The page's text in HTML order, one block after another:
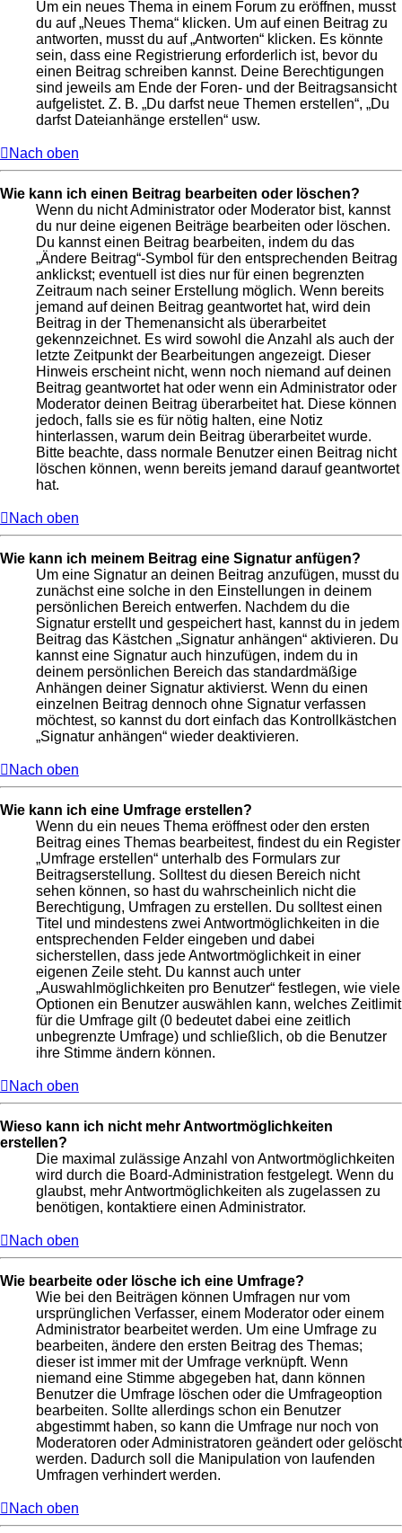
Um ein neues Thema in einem Forum zu eröffnen, musst
du auf „Neues Thema“ klicken. Um auf einen Beitrag zu
antworten, musst du auf „Antworten“ klicken. Es könnte
sein, dass eine Registrierung erforderlich ist, bevor du
einen Beitrag schreiben kannst. Deine Berechtigungen
sind jeweils am Ende der Foren- und der Beitragsansicht
aufgelistet. Z. B. „Du darfst neue Themen erstellen“, „Du
darfst Dateianhänge erstellen“ usw.
Nach oben
Wie kann ich einen Beitrag bearbeiten oder löschen?
Wenn du nicht Administrator oder Moderator bist, kannst
du nur deine eigenen Beiträge bearbeiten oder löschen.
Du kannst einen Beitrag bearbeiten, indem du das
„Ändere Beitrag“-Symbol für den entsprechenden Beitrag
anklickst; eventuell ist dies nur für einen begrenzten
Zeitraum nach seiner Erstellung möglich. Wenn bereits
jemand auf deinen Beitrag geantwortet hat, wird dein
Beitrag in der Themenansicht als überarbeitet
gekennzeichnet. Es wird sowohl die Anzahl als auch der
letzte Zeitpunkt der Bearbeitungen angezeigt. Dieser
Hinweis erscheint nicht, wenn noch niemand auf deinen
Beitrag geantwortet hat oder wenn ein Administrator oder
Moderator deinen Beitrag überarbeitet hat. Diese können
jedoch, falls sie es für nötig halten, eine Notiz
hinterlassen, warum dein Beitrag überarbeitet wurde.
Bitte beachte, dass normale Benutzer einen Beitrag nicht
löschen können, wenn bereits jemand darauf geantwortet
hat.
Nach oben
Wie kann ich meinem Beitrag eine Signatur anfügen?
Um eine Signatur an deinen Beitrag anzufügen, musst du
zunächst eine solche in den Einstellungen in deinem
persönlichen Bereich entwerfen. Nachdem du die
Signatur erstellt und gespeichert hast, kannst du in jedem
Beitrag das Kästchen „Signatur anhängen“ aktivieren. Du
kannst eine Signatur auch hinzufügen, indem du in
deinem persönlichen Bereich das standardmäßige
Anhängen deiner Signatur aktivierst. Wenn du einen
einzelnen Beitrag dennoch ohne Signatur verfassen
möchtest, so kannst du dort einfach das Kontrollkästchen
„Signatur anhängen“ wieder deaktivieren.
Nach oben
Wie kann ich eine Umfrage erstellen?
Wenn du ein neues Thema eröffnest oder den ersten
Beitrag eines Themas bearbeitest, findest du ein Register
„Umfrage erstellen“ unterhalb des Formulars zur
Beitragserstellung. Solltest du diesen Bereich nicht
sehen können, so hast du wahrscheinlich nicht die
Berechtigung, Umfragen zu erstellen. Du solltest einen
Titel und mindestens zwei Antwortmöglichkeiten in die
entsprechenden Felder eingeben und dabei
sicherstellen, dass jede Antwortmöglichkeit in einer
eigenen Zeile steht. Du kannst auch unter
„Auswahlmöglichkeiten pro Benutzer“ festlegen, wie viele
Optionen ein Benutzer auswählen kann, welches Zeitlimit
für die Umfrage gilt (0 bedeutet dabei eine zeitlich
unbegrenzte Umfrage) und schließlich, ob die Benutzer
ihre Stimme ändern können.
Nach oben
Wieso kann ich nicht mehr Antwortmöglichkeiten
erstellen?
Die maximal zulässige Anzahl von Antwortmöglichkeiten
wird durch die Board-Administration festgelegt. Wenn du
glaubst, mehr Antwortmöglichkeiten als zugelassen zu
benötigen, kontaktiere einen Administrator.
Nach oben
Wie bearbeite oder lösche ich eine Umfrage?
Wie bei den Beiträgen können Umfragen nur vom
ursprünglichen Verfasser, einem Moderator oder einem
Administrator bearbeitet werden. Um eine Umfrage zu
bearbeiten, ändere den ersten Beitrag des Themas;
dieser ist immer mit der Umfrage verknüpft. Wenn
niemand eine Stimme abgegeben hat, dann können
Benutzer die Umfrage löschen oder die Umfrageoption
bearbeiten. Sollte allerdings schon ein Benutzer
abgestimmt haben, so kann die Umfrage nur noch von
Moderatoren oder Administratoren geändert oder gelöscht
werden. Dadurch soll die Manipulation von laufenden
Umfragen verhindert werden.
Nach oben